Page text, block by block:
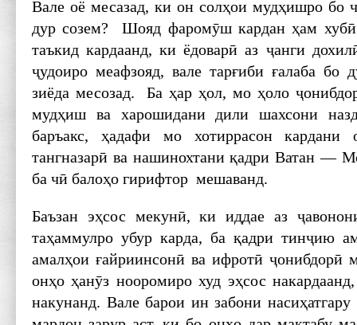
Вале оё месазад, ки он солҳои мудҳишро бо
дур созем? Шояд фаромӯш кардан ҳам хубӣ
таъкид кардаанд, ки ёдоварӣ аз ҷанги
ҷудоиро меафзояд, вале тарғиби ғалаба бо
зиёда месозад. Ба ҳар ҳол, мо ҳоло
мудҳиш ва харошидани дили шахсони
баръакс, ҳадафи мо хотиррасон
тангназарӣ ва нашинохтани қадри Ватан —
ба чӣ балоҳо гирифтор мешаванд.
Баъзан эҳсос мекунӣ, ки иддае аз
таҳаммулро убур карда, ба қадри тинҷию
амалҳои ғайриинсонӣ ва ифротӣ ҷонибдорӣ
онҳо ҳанӯз нооромиро худ эҳсос
накунанд. Вале барои ин забони